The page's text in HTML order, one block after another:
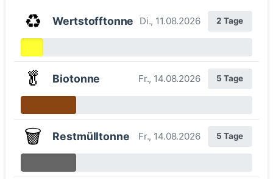
♻️ Wertstofftonne Di., 11.08.2026 2 Tage
🥬 Biotonne Fr., 14.08.2026 5 Tage
🗑️ Restmülltonne Fr., 14.08.2026 5 Tage